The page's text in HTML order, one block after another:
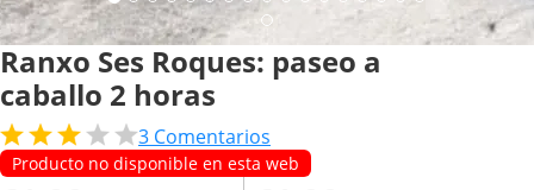
Ranxo Ses Roques: paseo a
caballo 2 horas
3 Comentarios
Producto no disponible en esta web